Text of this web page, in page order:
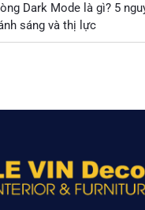
Dark Mode là gì? 5
sáng và thị lực